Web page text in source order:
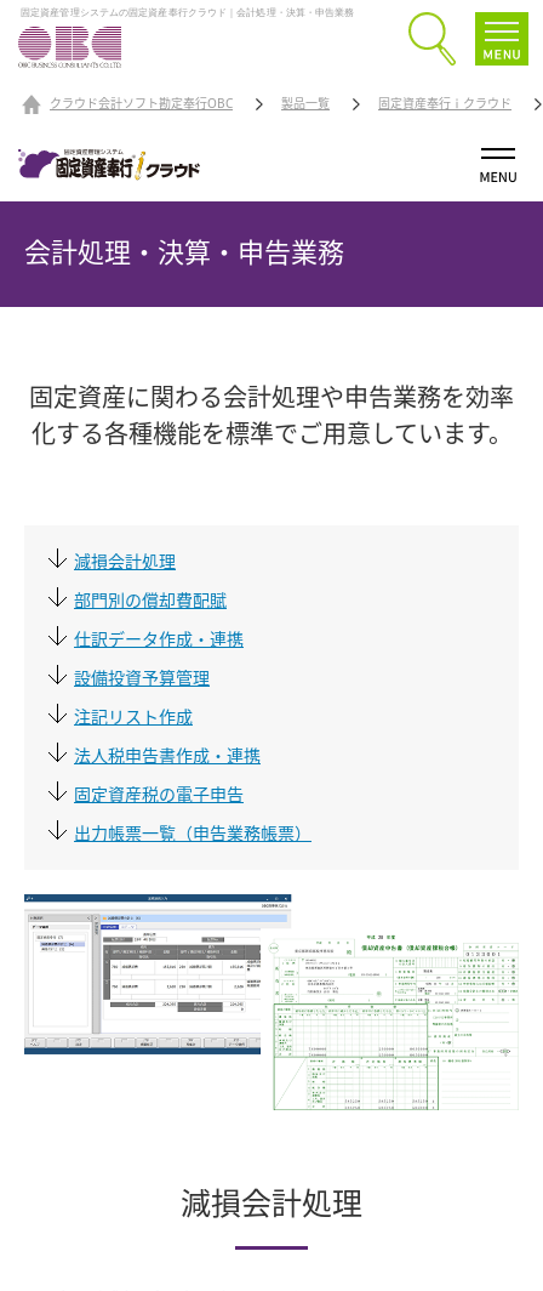
固定資産管理システムの固定資産奉行クラウド｜会計処理・決算・申告業務
クラウド会計ソフト勘定奉行OBC 製品一覧 固定資産奉行ｉクラウド
会計処理・決算・申告業務
固定資産に関わる会計処理や申告業務を効率
化する各種機能を標準でご用意しています。
減損会計処理
部門別の償却費配賦
仕訳データ作成・連携
設備投資予算管理
注記リスト作成
法人税申告書作成・連携
固定資産税の電子申告
出力帳票一覧（申告業務帳票）
減損会計処理